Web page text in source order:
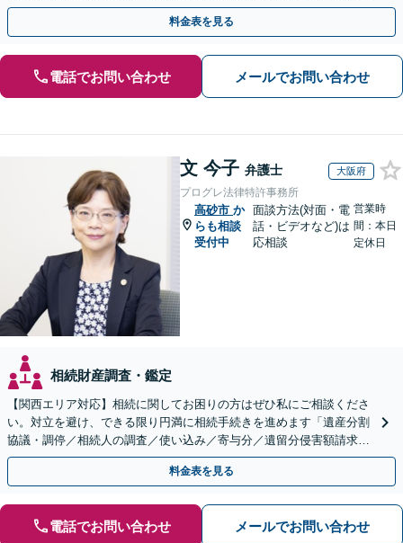
ランのご提案」「次世代へ想いを託す円滑な事業承継」
料金表を見る
電話でお問い合わせ メールでお問い合わせ
文 今子 弁護士 大阪府
プログレ法律特許事務所
高砂市 か
らも相談
受付中
面談方法(対面・電
話・ビデオなど)は
応相談
営業時
間：本日
定休日
相続財産調査・鑑定
【関西エリア対応】相続に関してお困りの方はぜひ私にご相談くださ
い。対立を避け、できる限り円満に相続手続きを進めます「遺産分割
協議・調停／相続人の調査／使い込み／寄与分／遺留分侵害額請求／
相続放棄（借金の相続）／遺言書作成【休日・夜間相談可】
料金表を見る
電話でお問い合わせ メールでお問い合わせ